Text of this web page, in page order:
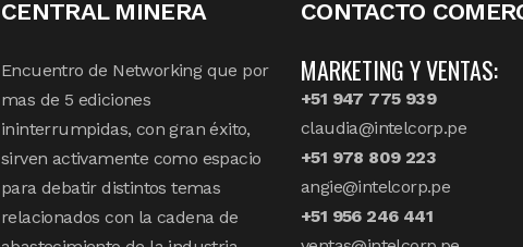
CENTRAL MINERA
Encuentro de Networking que por
mas de 5 ediciones
ininterrumpidas, con gran éxito,
sirven activamente como espacio
para debatir distintos temas
relacionados con la cadena de
CONTACTO
MARKETING Y VENTAS:
+51 947 775 939
claudia@intelcorp.pe
+51 978 809 223
angie@intelcorp.pe
+51 956 246 441